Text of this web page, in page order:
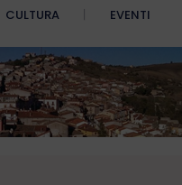
CULTURA EVENTI